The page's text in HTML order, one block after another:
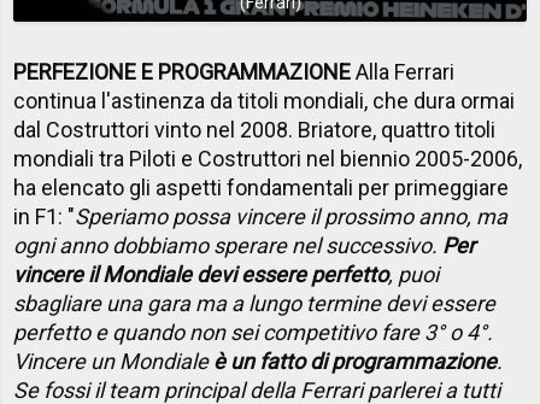
PERFEZIONE E PROGRAMMAZIONEAlla Ferrari
continua l'astinenza da titoli mondiali, che dura ormai
dal Costruttori vinto nel 2008. Briatore, quattro titoli
mondiali tra Piloti e Costruttori nel biennio 2005-2006,
ha elencato gli aspetti fondamentali per primeggiare
in F1: "Speriamo possa vincere il prossimo anno, ma
ogni anno dobbiamo sperare nel successivo. Per
vincere il Mondiale devi essere perfetto, puoi
sbagliare una gara ma a lungo termine devi essere
perfetto e quando non sei competitivo fare 3° o 4°.
Vincere un Mondialeè un fatto di programmazione.
Se fossi il team principal della Ferrari parlerei a tutti